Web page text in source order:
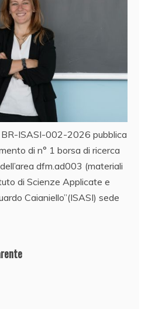
ISASI-002-2026 pubblica
di n° 1 borsa di ricerca
dfm.ad003 (materiali
di Scienze Applicate e
Caianiello”(ISASI) sede